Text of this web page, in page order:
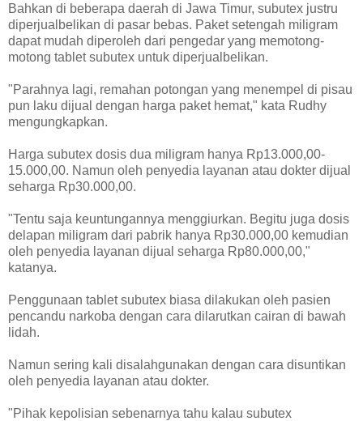
Bahkan di beberapa daerah di Jawa Timur, subutex justru
diperjualbelikan di pasar bebas. Paket setengah miligram
dapat mudah diperoleh dari pengedar yang memotong-
motong tablet subutex untuk diperjualbelikan.
"Parahnya lagi, remahan potongan yang menempel di pisau
pun laku dijual dengan harga paket hemat," kata Rudhy
mengungkapkan.
Harga subutex dosis dua miligram hanya Rp13.000,00-
15.000,00. Namun oleh penyedia layanan atau dokter dijual
seharga Rp30.000,00.
"Tentu saja keuntungannya menggiurkan. Begitu juga dosis
delapan miligram dari pabrik hanya Rp30.000,00 kemudian
oleh penyedia layanan dijual seharga Rp80.000,00,"
katanya.
Penggunaan tablet subutex biasa dilakukan oleh pasien
pencandu narkoba dengan cara dilarutkan cairan di bawah
lidah.
Namun sering kali disalahgunakan dengan cara disuntikan
oleh penyedia layanan atau dokter.
"Pihak kepolisian sebenarnya tahu kalau subutex